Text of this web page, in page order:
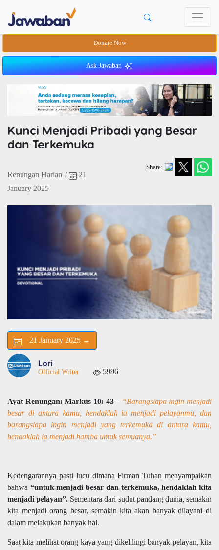
Donate Now
Ask Jawaban
Kunci Menjadi Pribadi yang Besar
dan Terkemuka
Renungan Harian /
21
January 2025
Share:
21 January 2025 →
Lori
Official Writer 5996
Ayat Renungan: Markus 10: 43– “Barangsiapa ingin menjadi
besar di antara kamu, hendaklah ia menjadi pelayanmu, dan
barangsiapa ingin menjadi yang terkemuka di antara kamu,
hendaklah ia menjadi hamba untuk semuanya.”
Kedengarannya pasti lucu dimana Firman Tuhan menyampaikan
bahwa “untuk menjadi besar dan terkemuka, hendaklah kita
menjadi pelayan”. Sementara dari sudut pandang dunia, semakin
kita menjadi orang besar, semakin kita akan banyak dilayani di
dalam melakukan banyak hal.
Saat kita melihat orang kaya yang dikelilingi banyak pelayan, kita